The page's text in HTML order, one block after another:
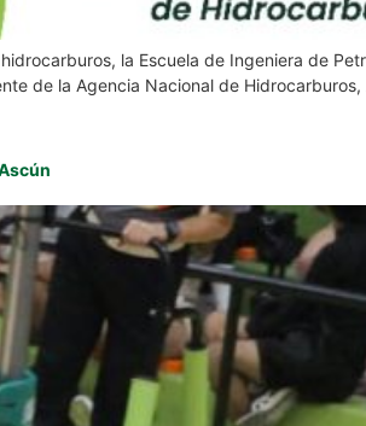
la Escuela de Ingeniera de
de la Agencia Nacional de